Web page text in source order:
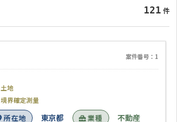
121 件
案件番号：1
土地
境界確定測量
所在地 東京都 業種 不動産